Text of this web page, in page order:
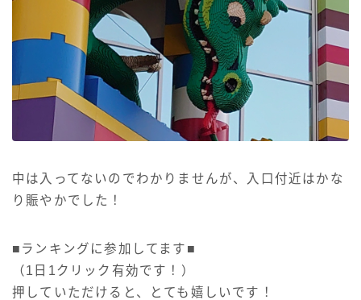
中は入ってないのでわかりませんが、入口付近はかな
り賑やかでした！
■ランキングに参加してます■
（1日1クリック有効です！）
押していただけると、とても嬉しいです！